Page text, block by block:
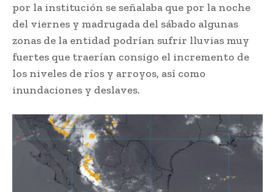
por la institución se señalaba que por la noche
del viernes y madrugada del sábado algunas
zonas de la entidad podrían sufrir lluvias muy
fuertes que traerían consigo el incremento de
los niveles de ríos y arroyos, así como
inundaciones y deslaves.